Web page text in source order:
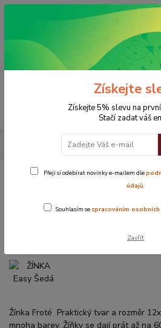
ŽÍNKA Easy Šedá
Žínka Froté Praktický tvar a rozměr
mnoha barev. Žíňky se dají prát až na
Získejte
Získejte 5% slevu na
Stačí zadat váš
Přeji si odebírat novinky e-mailem dle
údajů.
Souhlasím se zpracováním osobních
Zavřít